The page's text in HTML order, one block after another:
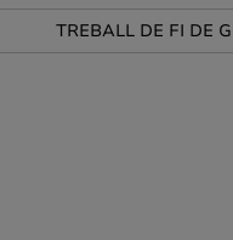
TREBALL DE FI DE